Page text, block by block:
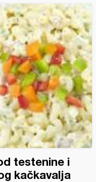
testenine i
kačkavalja